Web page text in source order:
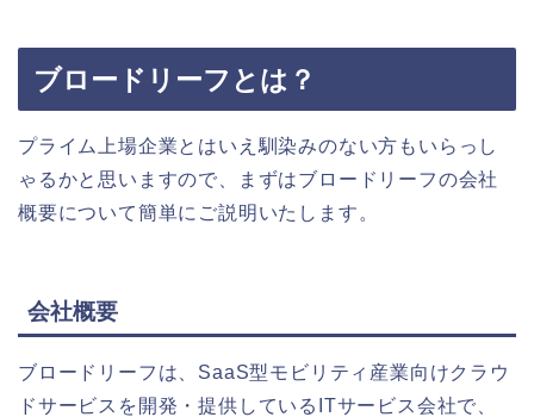
ブロードリーフとは？
プライム上場企業とはいえ馴染みのない方もいらっし
ゃるかと思いますので、まずはブロードリーフの会社
概要について簡単にご説明いたします。
会社概要
ブロードリーフは、SaaS型モビリティ産業向けクラウ
ドサービスを開発・提供しているITサービス会社で、